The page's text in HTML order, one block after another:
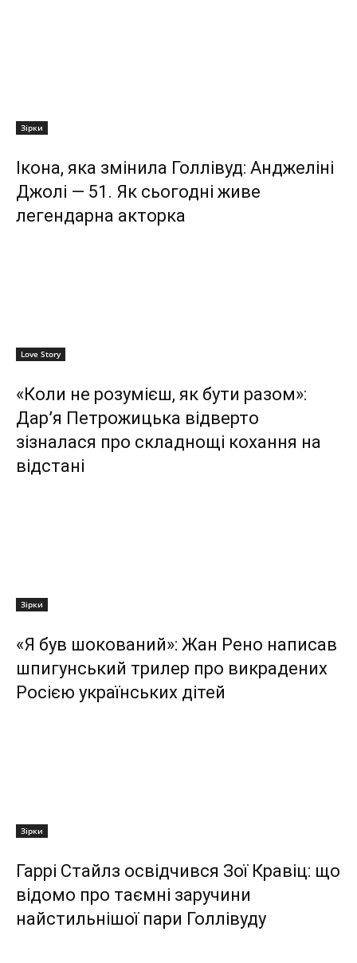
Зірки
Ікона, яка змінила Голлівуд: Анджеліні
Джолі — 51. Як сьогодні живе
легендарна акторка
Love Story
«Коли не розумієш, як бути разом»:
Дар’я Петрожицька відверто
зізналася про складнощі кохання на
відстані
Зірки
«Я був шокований»: Жан Рено написав
шпигунський трилер про викрадених
Росією українських дітей
Зірки
Гаррі Стайлз освідчився Зої Кравіц: що
відомо про таємні заручини
найстильнішої пари Голлівуду